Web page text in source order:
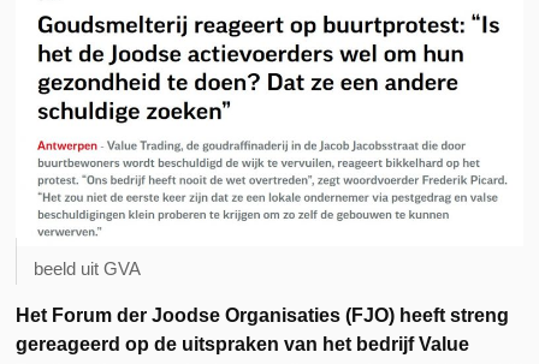
beeld uit GVA
Het Forum der Joodse Organisaties (FJO) heeft streng
gereageerd op de uitspraken van het bedrijf Value